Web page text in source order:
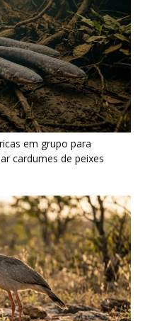
em grupo para
cardumes de peixes